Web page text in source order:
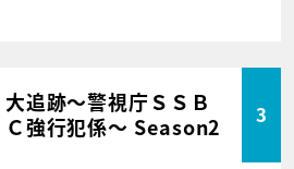
大追跡～警視庁ＳＳＢ
Ｃ強行犯係～ Season2
3